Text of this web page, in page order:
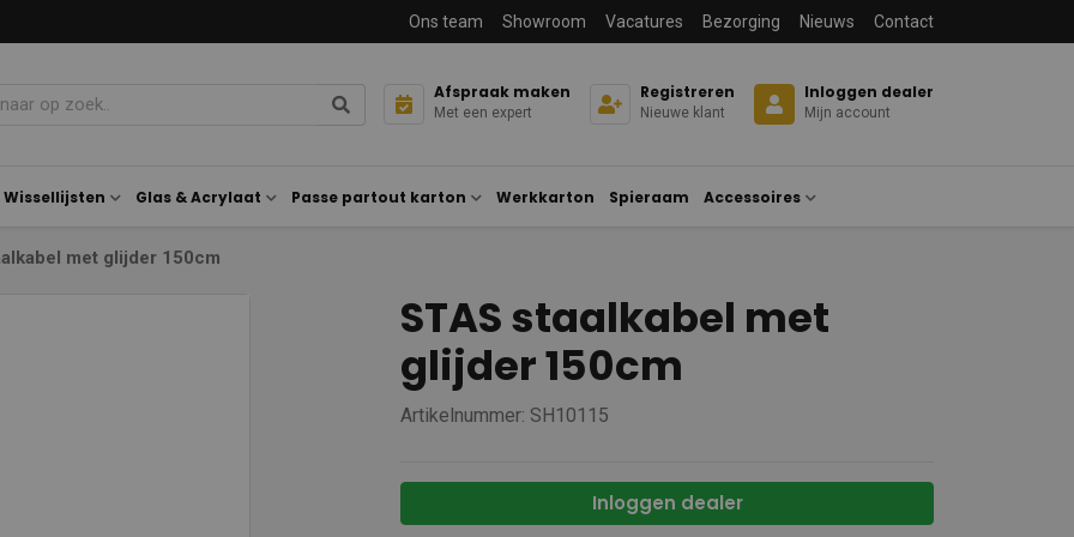
Ons team Showroom Vacatures Bezorging Nieuws Contact
Afspraak maken
Met een expert
Registreren
Nieuwe klant
Inloggen dealer
Mijn account
Wissellijsten Glas & Acrylaat Passe partout karton Werkkarton Spieraam Accessoires
met glijder 150cm
STAS staalkabel met
glijder 150cm
Artikelnummer: SH10115
Inloggen dealer